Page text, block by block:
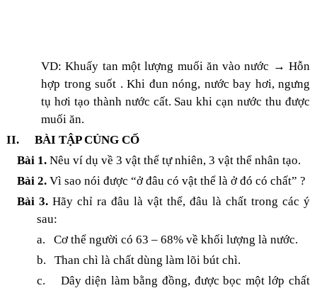
VD: Khuấy tan một lượng muối ăn vào nước → Hỗn
hợp trong suốt . Khi đun nóng, nước bay hơi, ngưng
tụ hơi tạo thành nước cất. Sau khi cạn nước thu được
muối ăn.
II.
BÀI TẬP CỦNG CỐ
Bài 1.Nêu ví dụ về 3 vật thể tự nhiên, 3 vật thể nhân tạo.
Bài 2.Vì sao nói được “ở đâu có vật thể là ở đó có chất” ?
Bài 3.Hãy chỉ ra đâu là vật thể, đâu là chất trong các ý
sau:
a.
Cơ thể người có 63 – 68% về khối lượng là nước.
b.
Than chì là chất dùng làm lõi bút chì.
c.
Dây diện làm bằng đồng, được bọc một lớp chất